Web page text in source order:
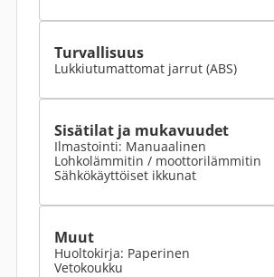
Turvallisuus
Lukkiutumattomat jarrut (ABS)
Sisätilat ja mukavuudet
Ilmastointi: Manuaalinen
Lohkolämmitin / moottorilämmitin
Sähkökäyttöiset ikkunat
Muut
Huoltokirja: Paperinen
Vetokoukku